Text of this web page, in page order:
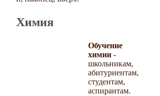
Химия
Обучение
химии -
школьникам,
абитуриентам,
студентам,
аспирантам.